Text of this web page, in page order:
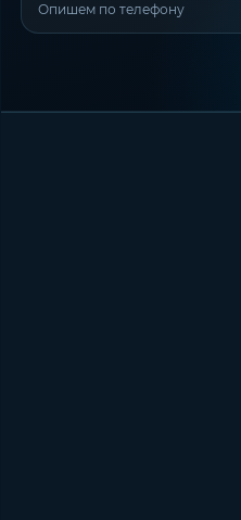
Опишем по телефону